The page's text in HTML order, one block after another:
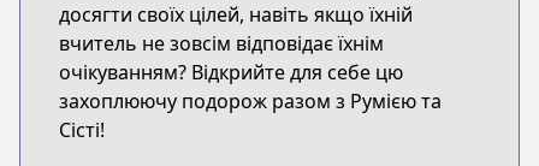
досягти своїх цілей, навіть якщо їхній
вчитель не зовсім відповідає їхнім
очікуванням? Відкрийте для себе цю
захоплюючу подорож разом з Румією та
Сісті!